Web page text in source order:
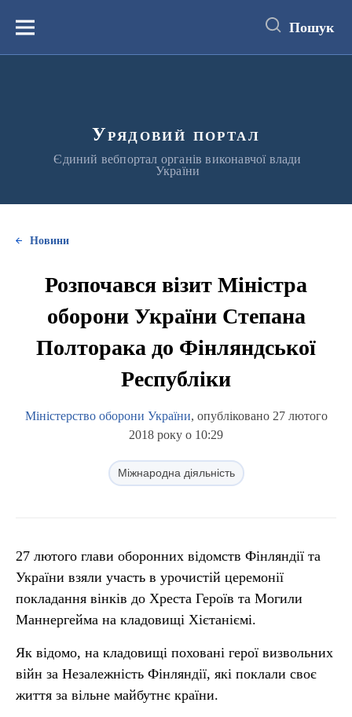
вмістуМеню Пошук
Урядовий портал
Єдиний вебпортал органів виконавчої влади
України
Новини
Розпочався візит Міністра
оборони України Степана
Полторака до Фінляндської
Республіки
Міністерство оборони України, опубліковано 27 лютого
2018 року о 10:29
Міжнародна діяльність
27 лютого глави оборонних відомств Фінляндії та
України взяли участь в урочистій церемонії
покладання вінків до Хреста Героїв та Могили
Маннергейма на кладовищі Хієтаніємі.
Як відомо, на кладовищі поховані герої визвольних
війн за Незалежність Фінляндії, які поклали своє
життя за вільне майбутнє країни.